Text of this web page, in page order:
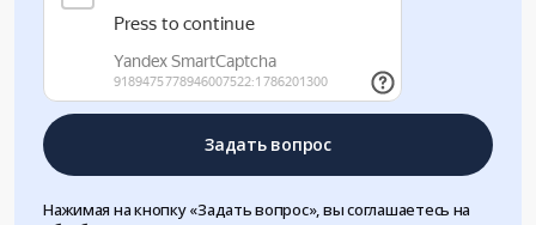
Задать вопрос
Нажимая на кнопку «Задать вопрос», вы соглашаетесь на